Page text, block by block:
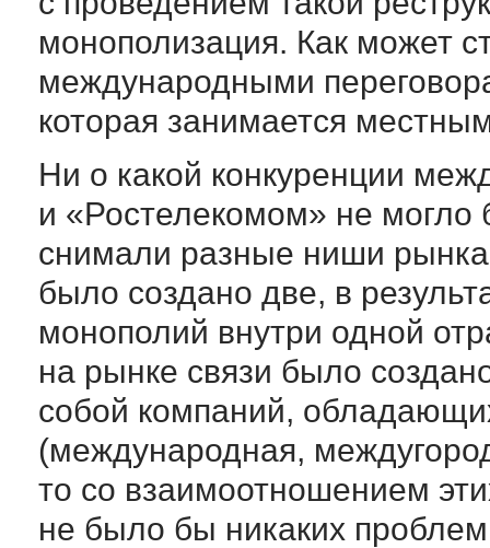
монополизация. Как может
международными
которая занимается
Ни о какой конкуренции
и «Ростелекомом» не могло
снимали разные ниши
было создано две, в
монополий внутри одной
на рынке связи было
собой компаний,
(международная,
то со взаимоотношением
не было бы никаких